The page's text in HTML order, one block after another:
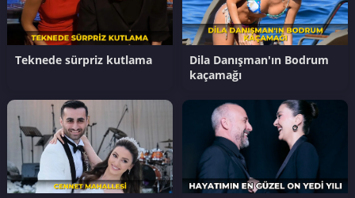
Teknede sürpriz kutlama
Dila Danışman'ın Bodrum
kaçamağı